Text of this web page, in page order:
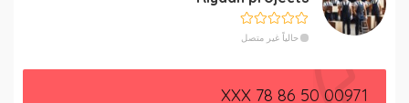
حالياً غير متصل
00971 50 86 78 XXX